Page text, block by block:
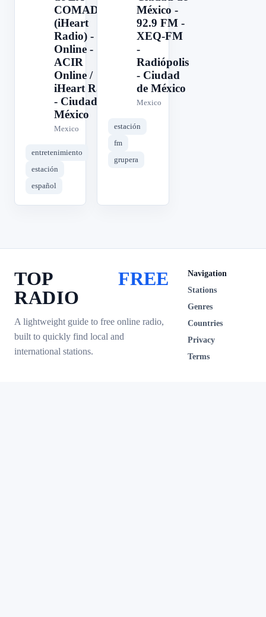
COMADRE
(iHeart
Radio) -
Online -
ACIR
Online /
iHeart Radio
- Ciudad de
México
Mexico
entretenimiento
estación
español
México -
92.9 FM -
XEQ-FM
-
Radiópolis
- Ciudad
de México
Mexico
estación
fm
grupera
TOP
RADIO
FREE
A lightweight guide to free online radio,
built to quickly find local and
international stations.
Navigation
Stations
Genres
Countries
Privacy
Terms